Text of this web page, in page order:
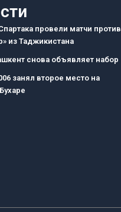
провели матчи против
из Таджикистана
снова объявляет набор
занял второе место на